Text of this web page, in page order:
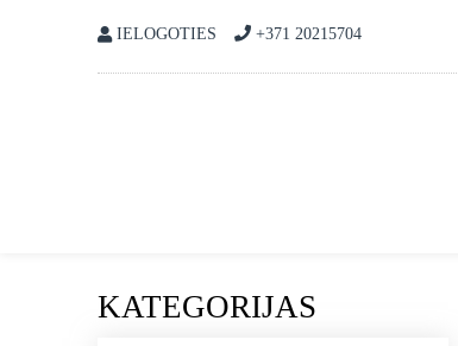
IELOGOTIES +371 20215704
KATEGORIJAS